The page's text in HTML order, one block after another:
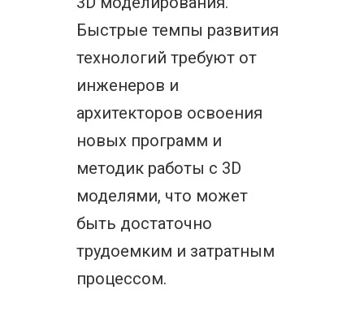
Быстрые темпы развития
технологий требуют от
инженеров и
архитекторов освоения
новых программ и
методик работы с 3D
моделями, что может
быть достаточно
трудоемким и затратным
процессом.